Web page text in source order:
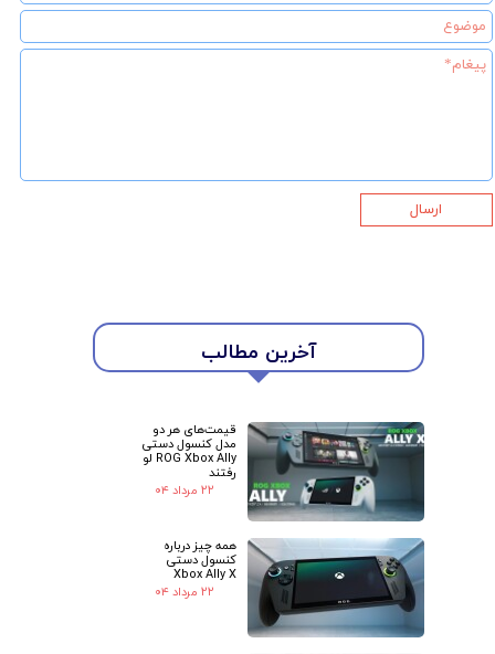
★
آخرین مطالب
قیمت‌های هر دو
مدل کنسول دستی
ROG Xbox Ally لو
رفتند
۲۲ مرداد ۰۴
همه چیز درباره
کنسول دستی
Xbox Ally X
۲۲ مرداد ۰۴
ارسال